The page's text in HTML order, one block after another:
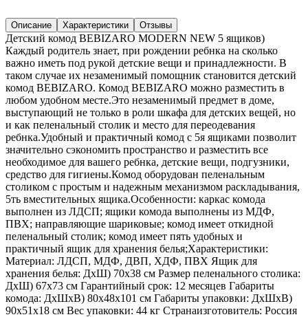
Описание Характеристики Отзывы
Детский комод BEBIZARO MODERN NEW 5 ящиков)
Каждый родитель знает, при рождении ребнка на сколько
важно иметь под рукой детские вещи и принадлежности. В
таком случае их незаменимый помощник становится детский
комод BEBIZARO. Комод BEBIZARO можно разместить в
любом удобном месте.Это незаменимый предмет в доме,
выступающий не только в роли шкафа для детских вещей, но
и как пеленальный столик и место для переодевания
ребнка.Удобный и практичный комод с 5я ящиками позволит
значительно сэкономить пространство и разместить все
необходимое для вашего ребнка, детские вещи, подгузники,
средство для гигиены.Комод оборудован пеленальным
столиком с простым и надежным механизмом раскладывания,
5ть вместительных ящика.Особенности: каркас комода
выполнен из ЛДСП; ящики комода выполнены из МДФ,
ПВХ; направляющие шариковые; комод имеет откидной
пеленальный столик; комод имеет пять удобных и
практичный ящик для хранения белья;Характеристики:
Материал: ЛДСП, МДФ, ДВП, ХДФ, ПВХ Ящик для
хранения белья: ДхШ) 70х38 см Размер пеленального столика:
ДхШ) 67х73 см Гарантийный срок: 12 месяцев Габариты
комода: ДхШхВ) 80х48х101 см Габариты упаковки: ДхШхВ)
90х51х18 см Вес упаковки: 44 кг Странаизготовитель: Россия